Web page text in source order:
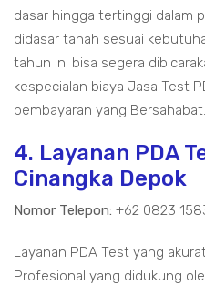
dasar hingga tertinggi dalam
didasar tanah sesuai
tahun ini bisa segera
kespecialan biaya Jasa Test
pembayaran yang Bersahabat.
4. Layanan PDA
Cinangka Depok
Nomor Telepon: +62 0823
Layanan PDA Test yang
Profesional yang didukung